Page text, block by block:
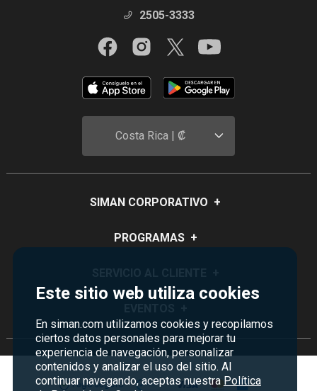
Este sitio web utiliza cookies
En siman.com utilizamos cookies y recopilamos
ciertos datos personales para mejorar tu
experiencia de navegación, personalizar
contenidos y analizar el uso del sitio. Al
continuar navegando, aceptas nuestra Política
2505-3333
Costa Rica | ₡
SIMAN CORPORATIVO +
Quiénes Somos
Servicios
Empleos Siman
PROGRAMAS +
Certificados de Regalo
Siman PRO
Credisiman
Política de devoluciones y garantías
Contáctenos
Seguridad del sitio
Rebajas
Madres